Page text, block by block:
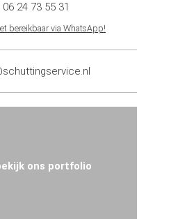
24 73 55 31
bereikbaar via WhatsApp!
ons portfolio